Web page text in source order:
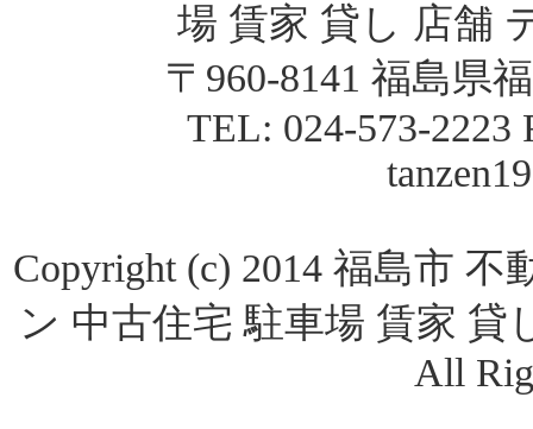
場 賃家 貸し 店舗
〒960-8141 福島県
TEL: 024-573-2223
Copyright (c) 2014 福島市
ン 中古住宅 駐車場 賃家 貸
All